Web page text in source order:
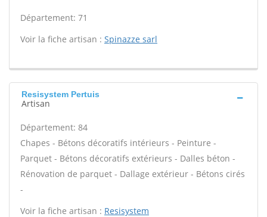
Département: 71
Voir la fiche artisan : Spinazze sarl
Resisystem Pertuis
Artisan
Département: 84
Chapes - Bétons décoratifs intérieurs - Peinture -
Parquet - Bétons décoratifs extérieurs - Dalles béton -
Rénovation de parquet - Dallage extérieur - Bétons cirés
-
Voir la fiche artisan : Resisystem